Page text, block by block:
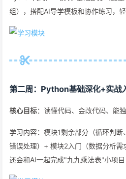
组），搭配AI导学模板和协作练习，轻
第二周：Python基础深化+实战
核心目标：读懂代码、会改代码、能
学习内容：模块1剩余部分（循环判断
错误处理）+ 模块2入门（数据分析需
还会和AI一起完成"九九乘法表"小项目